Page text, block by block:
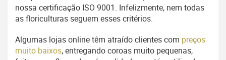
nossa certificação ISO 9001. Infelizmente, nem todas
as floriculturas seguem esses critérios.
Algumas lojas online têm atraído clientes com preços
muito baixos, entregando coroas muito pequenas,